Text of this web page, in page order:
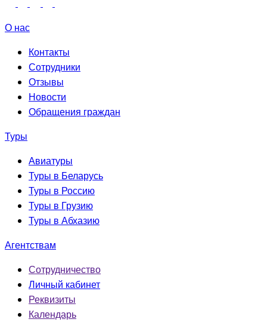
О нас
Контакты
Сотрудники
Отзывы
Новости
Обращения граждан
Туры
Авиатуры
Туры в Беларусь
Туры в Россию
Туры в Грузию
Туры в Абхазию
Агентствам
Сотрудничество
Личный кабинет
Реквизиты
Календарь